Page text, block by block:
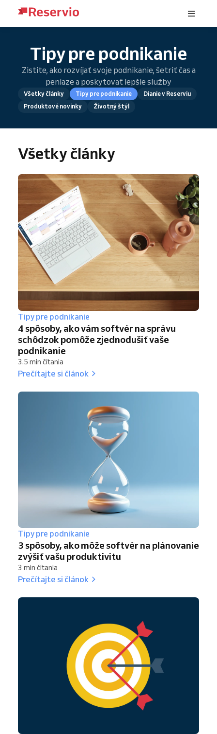
Tipy pre podnikanie
Zistite, ako rozvíjať svoje podnikanie, šetriť čas a
peniaze a poskytovať lepšie služby
Všetky články Tipy pre podnikanie
Dianie v Reserviu
Produktové novinky
Životný štýl
Všetky články
Tipy pre podnikanie
4 spôsoby, ako vám softvér na správu
schôdzok pomôže zjednodušiť vaše
podnikanie
3.5 min čítania
Prečítajte si článok
Tipy pre podnikanie
3 spôsoby, ako môže softvér na plánovanie
zvýšiť vašu produktivitu
3 min čítania
Prečítajte si článok